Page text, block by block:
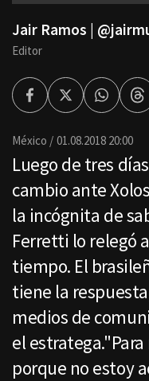
Jair Ramos |
Editor
FacebookTwitter
México 01.08.2018 20:00
Luego de tres
cambio ante
la incógnita de
Ferretti lo relegó
tiempo. El
tiene la
medios de
el
porque no estoy